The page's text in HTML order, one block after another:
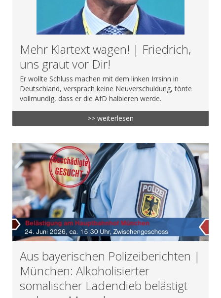
Mehr Klartext wagen! | Friedrich,
uns graut vor Dir!
Er wollte Schluss machen mit dem linken Irrsinn in
Deutschland, versprach keine Neuverschuldung, tönte
vollmundig, dass er die AfD halbieren werde.
>> weiterlesen
Aus bayerischen Polizeiberichten |
München: Alkoholisierter
somalischer Ladendieb belästigt